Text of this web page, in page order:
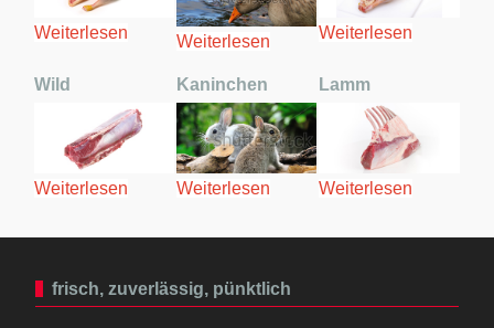
Weiterlesen Weiterlesen Weiterlesen
Wild
Weiterlesen
Kaninchen
Weiterlesen
Lamm
Weiterlesen
frisch, zuverlässig, pünktlich